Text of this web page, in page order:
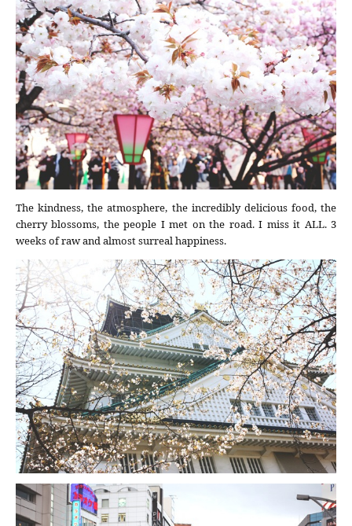
The kindness, the atmosphere, the incredibly delicious food, the
cherry blossoms, the people I met on the road. I miss it ALL. 3
weeks of raw and almost surreal happiness.